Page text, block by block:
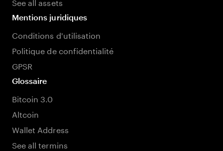
Mentions juridiques
Conditions d'utilisation
Politique de confidentialité
GPSR
Glossaire
Bitcoin 3.0
Altcoin
Wallet Address
See all termins